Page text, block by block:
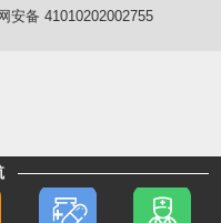
安备 41010202002755